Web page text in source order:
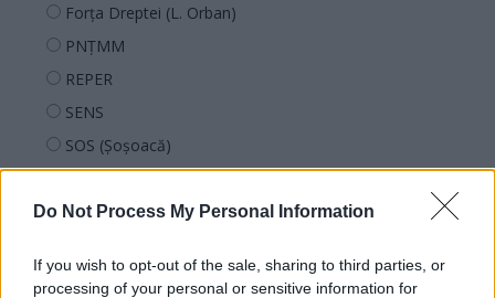
Do Not Process My Personal Information
If you wish to opt-out of the sale, sharing to third parties, or
processing of your personal or sensitive information for
Forța Dreptei (L. Orban)
PNȚMM
REPER
SENS
SOS (Șoșoacă)
POT (Gavrilă)
PACE (Peia)
PDF (Lazarus)